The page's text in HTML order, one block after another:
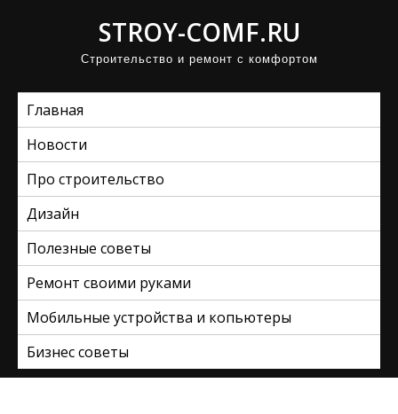
STROY-COMF.RU
Строительство и ремонт с комфортом
Главная
Новости
Про строительство
Дизайн
Полезные советы
Ремонт своими руками
Мобильные устройства и копьютеры
Бизнес советы